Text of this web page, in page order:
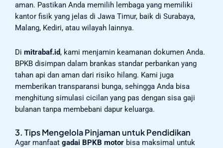
aman. Pastikan Anda memilih lembaga yang memiliki
kantor fisik yang jelas di Jawa Timur, baik di Surabaya,
Malang, Kediri, atau wilayah lainnya.
Di mitrabaf.id, kami menjamin keamanan dokumen Anda.
BPKB disimpan dalam brankas standar perbankan yang
tahan api dan aman dari risiko hilang. Kami juga
memberikan transparansi bunga, sehingga Anda bisa
menghitung simulasi cicilan yang pas dengan sisa gaji
bulanan tanpa membebani dapur keluarga.
3. Tips Mengelola Pinjaman untuk Pendidikan
Agar manfaat gadai BPKB motor bisa maksimal untuk